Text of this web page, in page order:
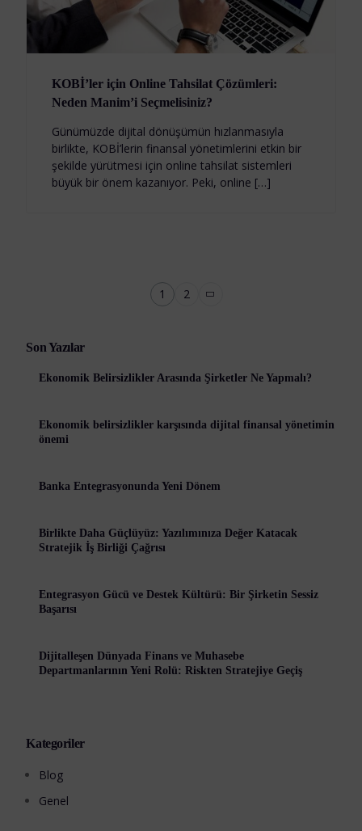
KOBİ’ler için Online Tahsilat Çözümleri:
Neden Manim’i Seçmelisiniz?
Günümüzde dijital dönüşümün hızlanmasıyla
birlikte, KOBİ’lerin finansal yönetimlerini etkin bir
şekilde yürütmesi için online tahsilat sistemleri
büyük bir önem kazanıyor. Peki, online […]
1 2
Son Yazılar
Ekonomik Belirsizlikler Arasında Şirketler Ne Yapmalı?
Ekonomik belirsizlikler karşısında dijital finansal yönetimin
önemi
Banka Entegrasyonunda Yeni Dönem
Birlikte Daha Güçlüyüz: Yazılımınıza Değer Katacak
Stratejik İş Birliği Çağrısı
Entegrasyon Gücü ve Destek Kültürü: Bir Şirketin Sessiz
Başarısı
Dijitalleşen Dünyada Finans ve Muhasebe
Departmanlarının Yeni Rolü: Riskten Stratejiye Geçiş
Kategoriler
Blog
Genel